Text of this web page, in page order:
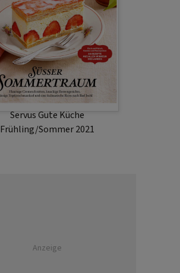
Servus Gute Küche
Frühling/Sommer 2021
Anzeige